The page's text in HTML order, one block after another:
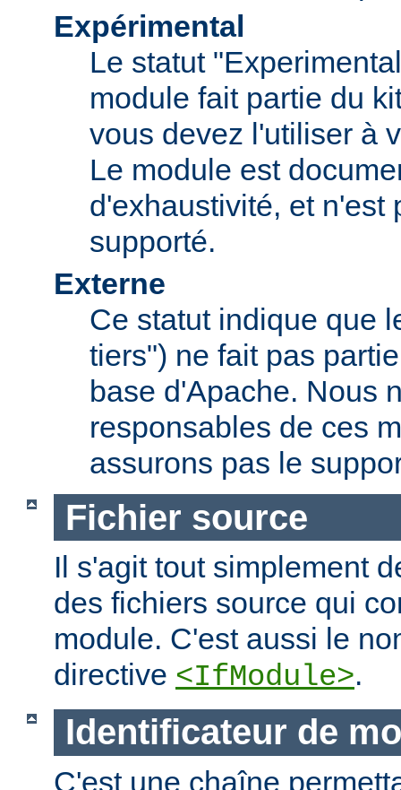
Expérimental
Le statut
module fait partie du
vous devez l'utiliser à
Le module est
d'exhaustivité, et n'est
supporté.
Externe
Ce statut indique que
tiers") ne fait pas
base d'Apache. Nous
responsables de ces
assurons pas le
Fichier source
Il s'agit tout simplement
des fichiers source qui
module. C'est aussi le
directive <IfModule>.
Identificateur de
C'est une chaîne